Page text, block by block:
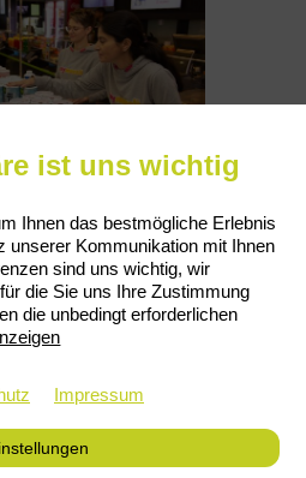
ist uns wichtig
Ihnen das bestmögliche Erlebnis
unserer Kommunikation mit Ihnen
sind uns wichtig, wir
die Sie uns Ihre Zustimmung
die unbedingt erforderlichen
Impressum